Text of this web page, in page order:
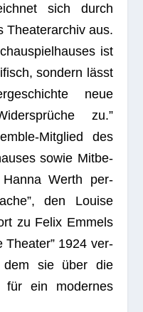
sich durch
Thea­ter­ar­chiv aus.
ist
son­dern lässt
neue
zu.”
Mit­glied des
sowie Mit­be­
Hanna Werth per­
den Louise
zu Felix Emmels
Thea­ter” 1924 ver­
sie über die
für ein moder­nes